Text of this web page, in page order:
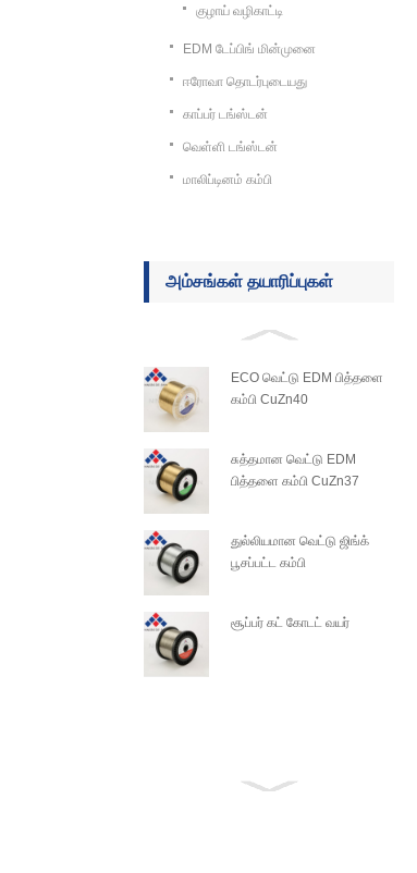
குழாய் வழிகாட்டி
EDM டேப்பிங் மின்முனை
ஈரோவா தொடர்புடையது
காப்பர் டங்ஸ்டன்
வெள்ளி டங்ஸ்டன்
மாலிப்டினம் கம்பி
அம்சங்கள் தயாரிப்புகள்
ECO வெட்டு EDM பித்தளை
கம்பி CuZn40
சுத்தமான வெட்டு EDM
பித்தளை கம்பி CuZn37
துல்லியமான வெட்டு ஜிங்க்
பூசப்பட்ட கம்பி
சூப்பர் கட் கோடட் வயர்